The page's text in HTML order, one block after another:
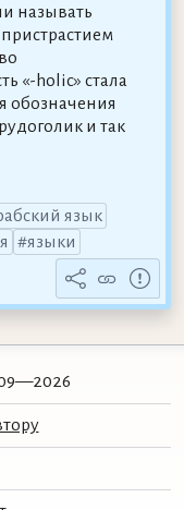
называть
«-holic» стала
обозначения
и так
язык
языки